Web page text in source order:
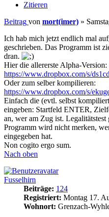
Zitieren
Beitrag von mort(imer) »
Ich hab mich jetzt endlich mal
geschrieben. Das Programm ist
dran.
Hier die allererste Alpha-Version:
https://www.dropbox.com/s/
Oder zum selber kompilieren:
https://www.dropbox.com/s/
Einfach die (evtl. selbst
eingeben: Startfeld ENTER,
an, wer am Zug ist.
Programm wird nicht merken,
eingegeben hat.
Non cogito ergo sum.
Nach oben
Fusselhirn
Beiträge: 124
Registriert: Montag 17.
Wohnort: Grenzach-